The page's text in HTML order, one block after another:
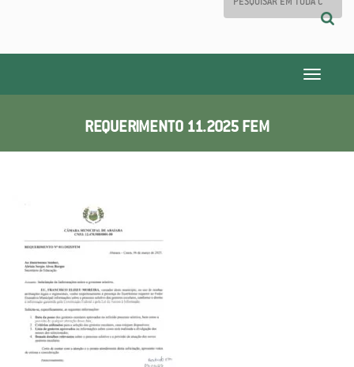
Toggle
REQUERIMENTO 11.2025 FEM